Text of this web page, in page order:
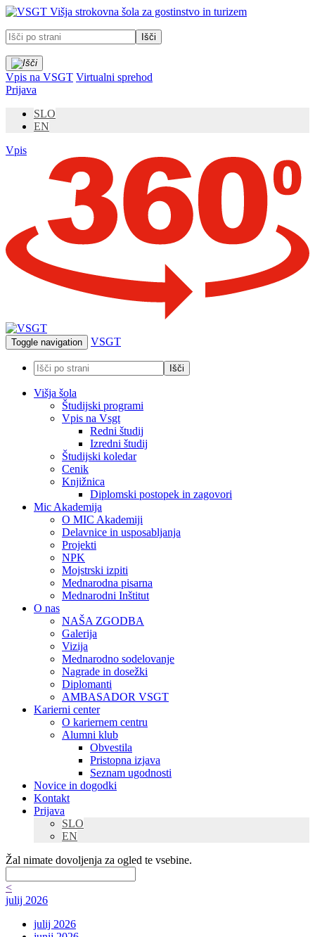
Prosimo,
upoštevajte:
To
spletno
mesto
vključuje
sistem
dostopnosti.
Višja strokovna šola za gostinstvo in turizem
Vpis na VSGT Virtualni sprehod
Prijava
SLO
EN
Vpis
Toggle navigation VSGT
Višja šola
Študijski programi
Vpis na Vsgt
Redni študij
Izredni študij
Študijski koledar
Cenik
Knjižnica
Diplomski postopek in zagovori
Mic Akademija
O MIC Akademiji
Delavnice in usposabljanja
Projekti
NPK
Mojstrski izpiti
Mednarodna pisarna
Mednarodni Inštitut
O nas
NAŠA ZGODBA
Galerija
Vizija
Mednarodno sodelovanje
Nagrade in dosežki
Diplomanti
AMBASADOR VSGT
Karierni center
O kariernem centru
Alumni klub
Obvestila
Pristopna izjava
Seznam ugodnosti
Novice in dogodki
Kontakt
Prijava
SLO
EN
Žal nimate dovoljenja za ogled te vsebine.
<
julij 2026
julij 2026